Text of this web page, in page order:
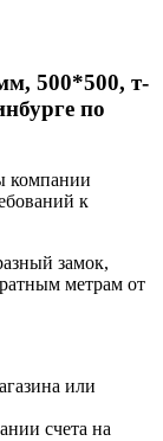
500*500, т-
по
компании
к
замок,
метрам от
или
счета на